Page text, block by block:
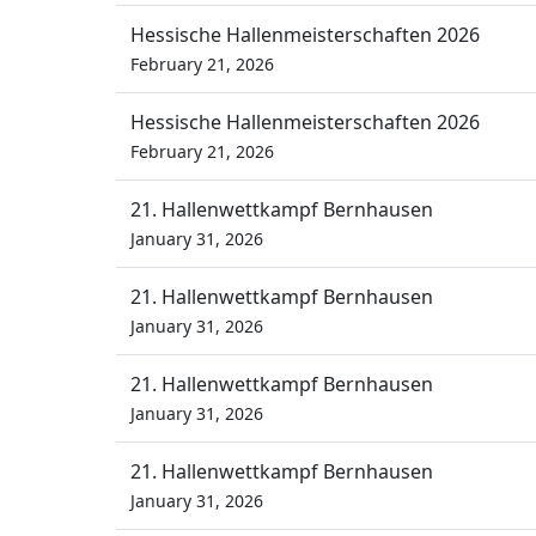
Hessische Hallenmeisterschaften 2026
February 21, 2026
Hessische Hallenmeisterschaften 2026
February 21, 2026
21. Hallenwettkampf Bernhausen
January 31, 2026
21. Hallenwettkampf Bernhausen
January 31, 2026
21. Hallenwettkampf Bernhausen
January 31, 2026
21. Hallenwettkampf Bernhausen
January 31, 2026